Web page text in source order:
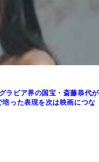
ラビア界の国宝・斎藤恭代が
った表現を次は映画につな